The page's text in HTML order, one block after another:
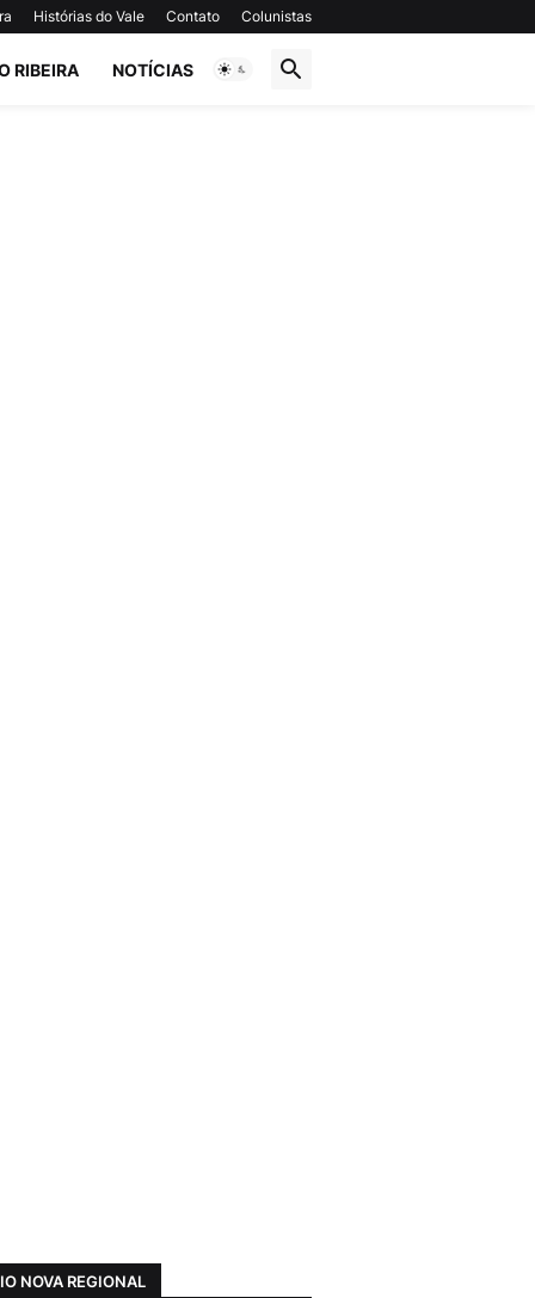
Histórias do Vale Contato Colunistas
RIBEIRA NOTÍCIAS
NOVA REGIONAL